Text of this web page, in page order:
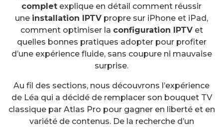
complet explique en détail comment réussir
une installation IPTV propre sur iPhone et iPad,
comment optimiser la configuration IPTVet
quelles bonnes pratiques adopter pour profiter
d’une expérience fluide, sans coupure ni mauvaise
surprise.
Au fil des sections, nous découvrons l’expérience
de Léa qui a décidé de remplacer son bouquet TV
classique par Atlas Pro pour gagner en liberté et en
variété de contenus. De la recherche d’un